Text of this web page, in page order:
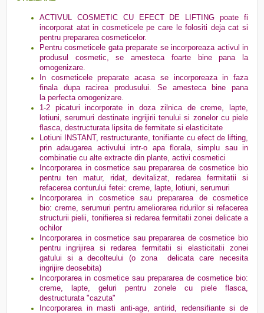
ACTIVUL COSMETIC CU EFECT DE LIFTING poate fi
incorporat atat in cosmeticele pe care le folositi deja cat si
pentru prepararea cosmeticelor.
Pentru cosmeticele gata preparate se incorporeaza activul in
produsul cosmetic, se amesteca foarte bine pana la
omogenizare.
In cosmeticele preparate acasa se incorporeaza in faza
finala dupa racirea produsului. Se amesteca bine pana
la perfecta omogenizare.
1-2 picaturi incorporate in doza zilnica de creme, lapte,
lotiuni, serumuri destinate ingrijirii tenului si zonelor cu piele
flasca, destructurata lipsita de fermitate si elasticitate
Lotiuni INSTANT, restructurante, tonifiante cu efect de lifting,
prin adaugarea activului intr-o apa florala, simplu sau in
combinatie cu alte extracte din plante, activi cosmetici
Incorporarea in cosmetice sau prepararea de cosmetice bio
pentru ten matur, ridat, devitalizat, redarea fermitatii si
refacerea conturului fetei: creme, lapte, lotiuni, serumuri
Incorporarea in cosmetice sau prepararea de cosmetice
bio: creme, serumuri pentru ameliorarea ridurilor si refacerea
structurii pielii, tonifierea si redarea fermitatii zonei delicate a
ochilor
Incorporarea in cosmetice sau prepararea de cosmetice bio
pentru ingrijirea si redarea fermitatii si elasticitatii zonei
gatului si a decolteului (o zona delicata care necesita
ingrijire deosebita)
Incorporarea in cosmetice sau prepararea de cosmetice bio:
creme, lapte, geluri pentru zonele cu piele flasca,
destructurata "cazuta"
Incorporarea in masti anti-age, antirid, redensifiante si de